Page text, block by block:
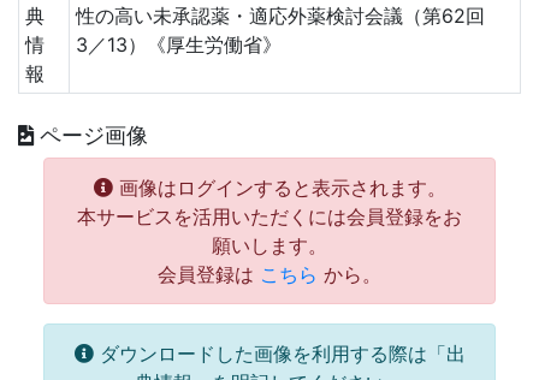
典
情
報
性の高い未承認薬・適応外薬検討会議（第62回
3／13）《厚生労働省》
ページ画像
画像はログインすると表示されます。
本サービスを活用いただくには会員登録をお
願いします。
会員登録は こちら から。
ダウンロードした画像を利用する際は「出